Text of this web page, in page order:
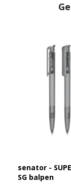
senator -
SG balpen